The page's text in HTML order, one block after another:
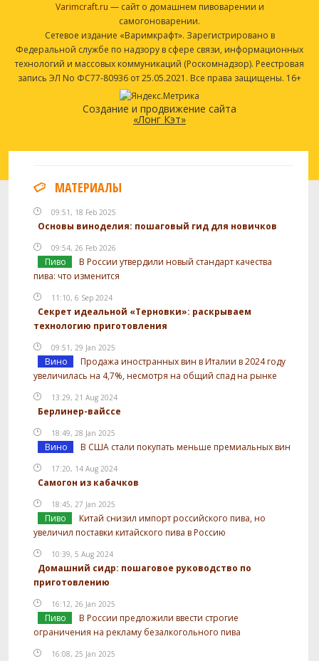
Varimcraft.ru — сайт о домашнем пивоварении и
самогоноварении.
Сетевое издание «Варимкрафт». Зарегистрировано в
Федеральной службе по надзору в сфере связи, информационных
технологий и массовых коммуникаций (Роскомнадзор). Реестровая
запись ЭЛ No ФС77-80936 от 25.05.2021. Все права защищены. 16+
Создание и продвижение сайта
«Лонг Кэт»
МАТЕРИАЛЫ
09:51, 18 Feb 2025
Основы виноделия: пошаговый гид для новичков
09:54, 26 Feb 2026
Пиво
В России утвердили новый стандарт качества
пива: что изменится
11:10, 6 Sep 2024
Секрет идеальной «Терновки»: раскрываем
технологию приготовления
09:51, 29 Jan 2025
Вино
Продажа иностранных вин в Италии в 2024 году
увеличилась на 4,7%, несмотря на общий спад на рынке
13:29, 21 Aug 2024
Берлинер-вайссе
18:49, 28 Jan 2025
Вино В США стали покупать меньше премиальных вин
17:20, 14 Aug 2024
Самогон из кабачков
18:45, 27 Jan 2025
Пиво
Китай снизил импорт российского пива, но
увеличил поставки китайского пива в Россию
10:39, 5 Aug 2024
Домашний сидр: пошаговое руководство по
приготовлению
16:12, 26 Jan 2025
Пиво
В России предложили ввести строгие
ограничения на рекламу безалкогольного пива
16:08, 25 Jan 2025